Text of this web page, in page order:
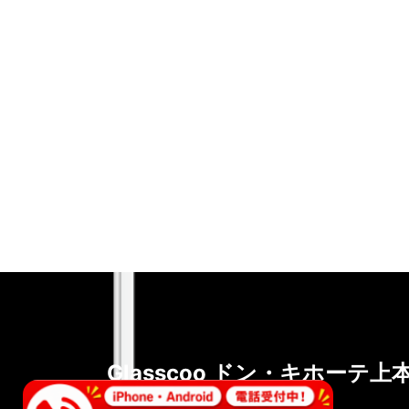
Glasscoo ドン・キホーテ上